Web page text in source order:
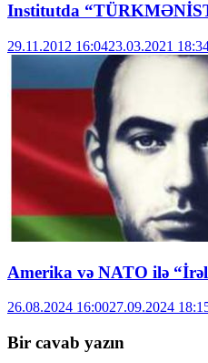
Institutda
29.11.2012 16:0423.03.2021
Amerika və NATO ilə
26.08.2024 16:0027.09.2024
Bir cavab yazın